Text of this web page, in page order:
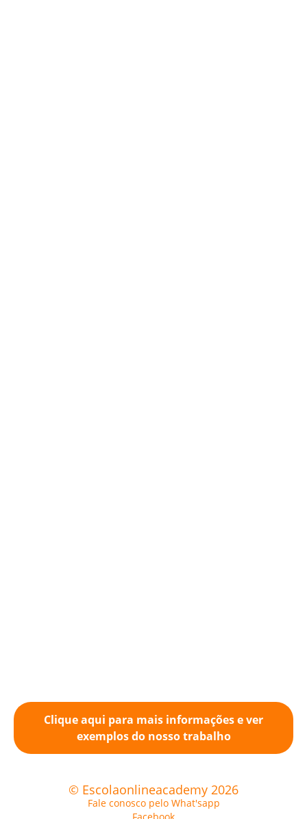
Clique aqui para mais informações e ver
exemplos do nosso trabalho
© Escolaonlineacademy 2026
Fale conosco pelo What'sapp